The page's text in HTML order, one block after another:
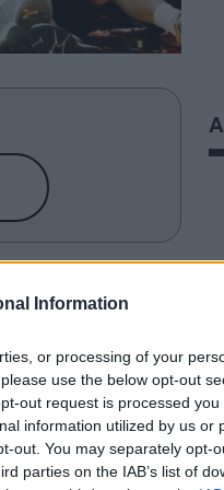
Information
or processing of your
use the below opt-out
out request is processed you
information utilized by us or
out. You may separately opt-
parties on the IAB’s list of
η ώρα